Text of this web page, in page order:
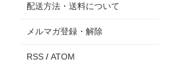
配送方法・送料について
メルマガ登録・解除
RSS / ATOM